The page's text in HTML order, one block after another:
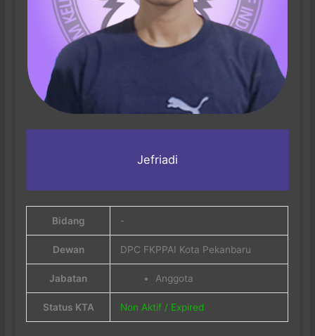
Jefriadi
Bidang -
Dewan DPC FKPPAI Kota Pekanbaru
Jabatan Anggota
Status KTA Non Aktif / Expired